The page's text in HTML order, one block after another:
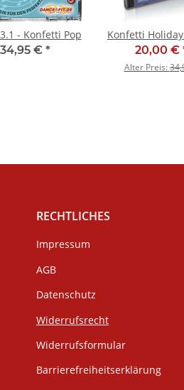
- Konfetti Pop
34,95 € *
Konfetti Holiday
20,00 €
Alter Preis:
RECHTLICHES
Impressum
AGB
Datenschutz
Widerrufsrecht
Widerrufsformular
Barrierefreiheitserklärung